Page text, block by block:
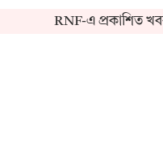
RNF-এ প্রকাশিত